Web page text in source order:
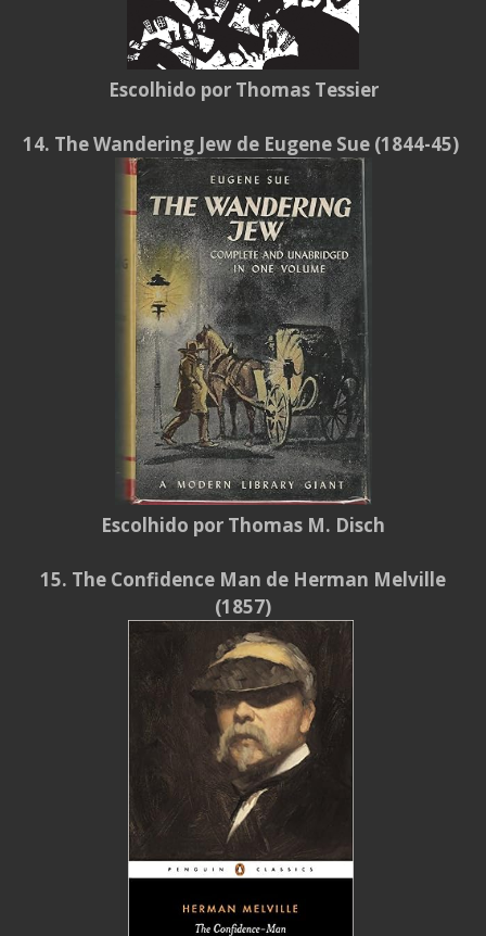
Escolhido por Thomas Tessier
14. The Wandering Jew de Eugene Sue (1844-45)
Escolhido por Thomas M. Disch
15. The Confidence Man de Herman Melville
(1857)